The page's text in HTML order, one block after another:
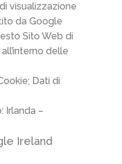
visualizzazione
da Google
Sito Web di
delle
Dati di
Irlanda –
Ireland